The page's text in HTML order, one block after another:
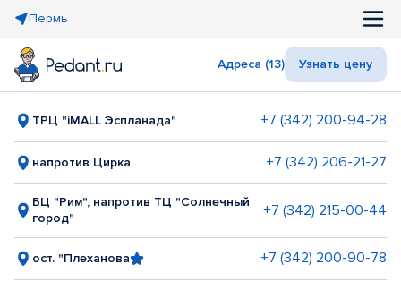
Пермь
Адреса (13) Узнать цену
ТРЦ "iMALL Эспланада" +7 (342) 200-94-28
напротив Цирка +7 (342) 206-21-27
БЦ "Рим", напротив ТЦ "Солнечный
город"
+7 (342) 215-00-44
ост. "Плеханова +7 (342) 200-90-78